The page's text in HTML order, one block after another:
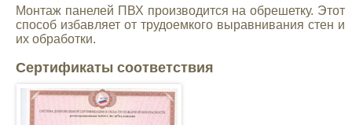
Монтаж панелей ПВХ производится на обрешетку. Этот
способ избавляет от трудоемкого выравнивания стен и
их обработки.
Сертификаты соответствия
Volkswagen
УАЗ
Дополнительные товары